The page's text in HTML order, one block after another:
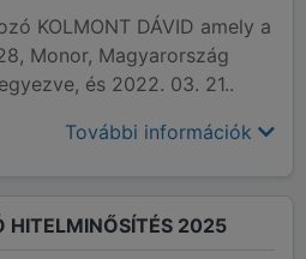
KOLMONT DÁVID amely a
Monor, Magyarország
és 2022. 03. 21..
További információk
HITELMINŐSÍTÉS 2025